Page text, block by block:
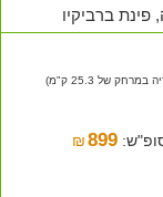
של 25.3 ק"מ)
₪ 899